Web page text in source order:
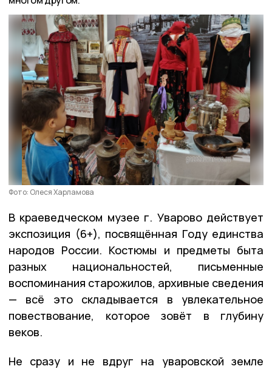
Фото: Олеся Харламова
В краеведческом музее г. Уварово действует
экспозиция (6+), посвящённая Году единства
народов России. Костюмы и предметы быта
разных национальностей, письменные
воспоминания старожилов, архивные сведения
— всё это складывается в увлекательное
повествование, которое зовёт в глубину
веков.
Не сразу и не вдруг на уваровской земле